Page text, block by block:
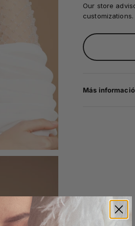
Our store
customizations.
Más